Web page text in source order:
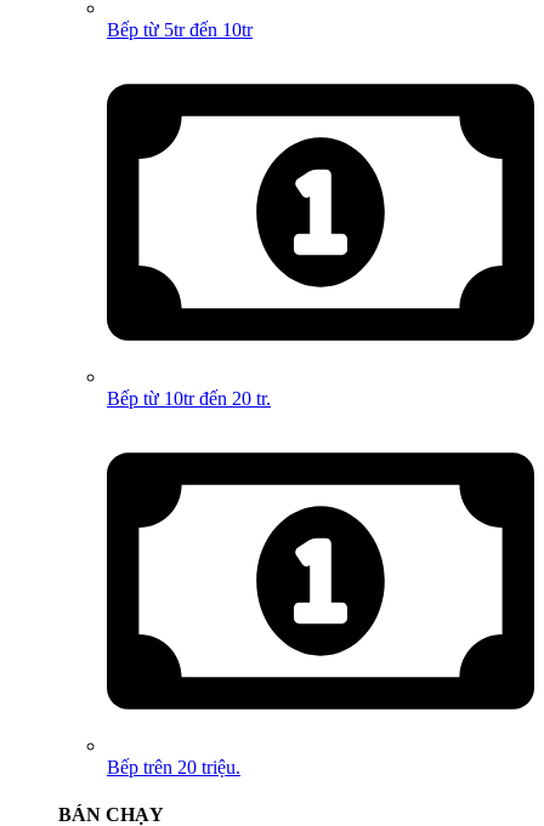
Bếp từ 5tr đến 10tr
Bếp từ 10tr đến 20 tr.
Bếp trên 20 triệu.
BÁN CHẠY